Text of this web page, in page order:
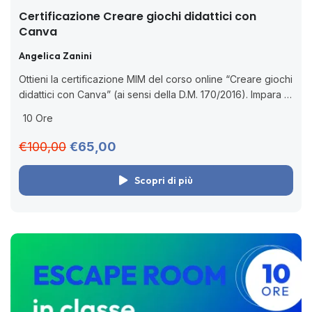
Certificazione Creare giochi didattici con
Canva
Angelica Zanini
Ottieni la certificazione MIM del corso online “Creare giochi
didattici con Canva” (ai sensi della D.M. 170/2016). Impara a
strategie pratiche e...
10 Ore
€100,00 €65,00
Scopri di più